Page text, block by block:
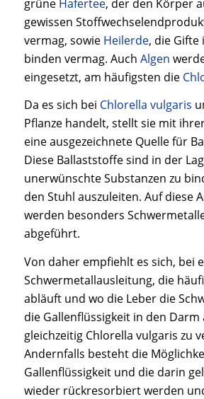
grüne Hafertee, der den Körper
gewissen
vermag, sowie Heilerde, die Gifte
binden vermag. Auch Algen
eingesetzt, am häufigsten die
Da es sich bei Chlorella vulgaris
Pflanze handelt, stellt sie mit
eine ausgezeichnete Quelle für
Diese Ballaststoffe sind in der
unerwünschte Substanzen zu
den Stuhl auszuleiten. Auf diese
werden besonders
abgeführt.
Von daher empfiehlt es sich, bei
Schwermetallausleitung, die
abläuft und wo die Leber die
die Gallenflüssigkeit in den Darm
gleichzeitig Chlorella vulgaris zu
Andernfalls besteht die
Gallenflüssigkeit und die darin
wieder rückresorbiert werden